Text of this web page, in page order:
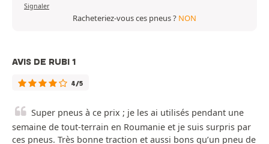
Signaler
Racheteriez-vous ces pneus ? NON
AVIS DE RUBI 1
4/5
Super pneus à ce prix ; je les ai utilisés pendant une
semaine de tout-terrain en Roumanie et je suis surpris par
ces pneus. Très bonne traction et aussi bons qu’un pneu de